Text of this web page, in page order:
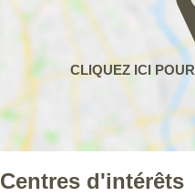
Centres d'intérêts